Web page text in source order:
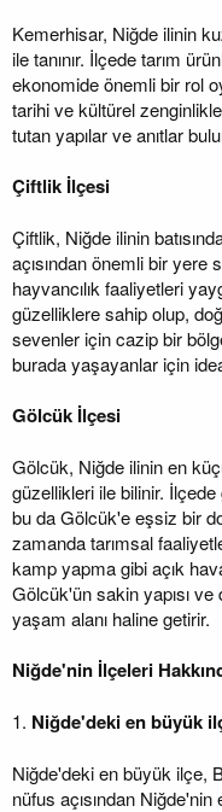
Kemerhisar, Niğde ilinin
ile tanınır. İlçede tarım
ekonomide önemli bir rol
tarihi ve kültürel
tutan yapılar ve anıtlar
Çiftlik İlçesi
Çiftlik, Niğde ilinin
açısından önemli bir yere
hayvancılık faaliyetleri
güzelliklere sahip olup,
sevenler için cazip bir
burada yaşayanlar için
Gölcük İlçesi
Gölcük, Niğde ilinin en
güzellikleri ile bilinir.
bu da Gölcük'e eşsiz bir
zamanda tarımsal
kamp yapma gibi açık
Gölcük'ün sakin yapısı
yaşam alanı haline getirir.
Niğde'nin İlçeleri
1. Niğde'deki en büyük
Niğde'deki en büyük ilçe,
nüfus açısından